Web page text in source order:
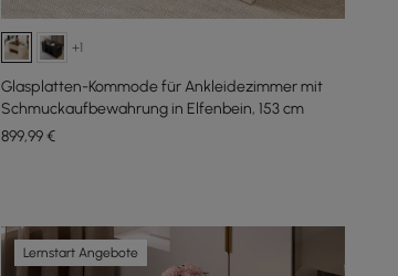
+1
Glasplatten-Kommode für Ankleidezimmer mit
Schmuckaufbewahrung in Elfenbein, 153 cm
899,99€
Lernstart Angebote